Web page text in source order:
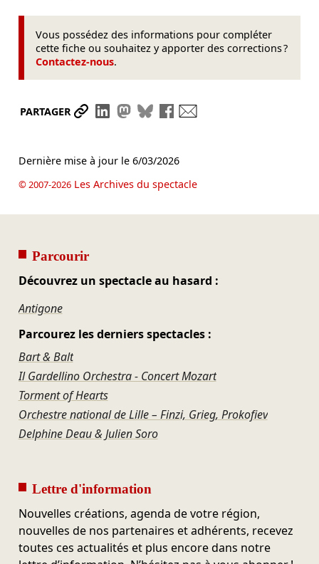
Vous possédez des informations pour compléter
cette fiche ou souhaitez y apporter des corrections ?
Contactez-nous.
PARTAGER Partager le lien
Partager sur LinkedIn
Partager sur Mastodon
Partager sur Bluesky
Partager sur Facebook
Dernière mise à jour le 6/03/2026
© 2007-2026Les Archives du spectacle
Parcourir
Découvrez un spectacle au hasard :
Antigone
Parcourez les derniers spectacles :
Bart & Balt
Il Gardellino Orchestra - Concert Mozart
Torment of Hearts
Orchestre national de Lille – Finzi, Grieg, Prokofiev
Delphine Deau & Julien Soro
Lettre d'information
Nouvelles créations, agenda de votre région,
nouvelles de nos partenaires et adhérents, recevez
toutes ces actualités et plus encore dans notre